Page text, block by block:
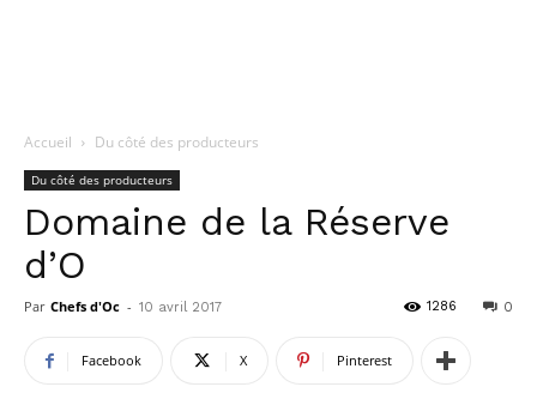
Accueil Du côté des producteurs
Du côté des producteurs
Domaine de la Réserve
d’O
Par Chefs d'Oc - 10 avril 2017 0
1286
Facebook X Pinterest